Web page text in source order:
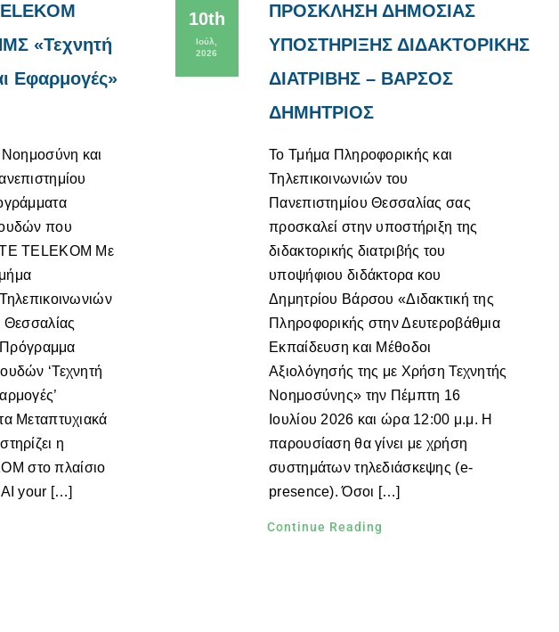
«Τεχνητή
Εφαρμογές»
και
που
TELEKOM Με
Θεσσαλίας
Πρόγραμμα
‘Τεχνητή
Μεταπτυχιακά
η
στο πλαίσιο
AI your […]
10th
Ιούλ,
2026
ΠΡΟΣΚΛΗΣΗ ΔΗΜΟΣΙΑΣ
ΥΠΟΣΤΗΡΙΞΗΣ ΔΙΔΑΚΤΟΡΙΚΗΣ
ΔΙΑΤΡΙΒΗΣ – ΒΑΡΣΟΣ
ΔΗΜΗΤΡΙΟΣ
Το Τμήμα Πληροφορικής και
Τηλεπικοινωνιών του
Πανεπιστημίου Θεσσαλίας σας
προσκαλεί στην υποστήριξη της
διδακτορικής διατριβής του
υποψήφιου διδάκτορα κου
Δημητρίου Βάρσου «Διδακτική της
Πληροφορικής στην Δευτεροβάθμια
Εκπαίδευση και Μέθοδοι
Αξιολόγησής της με Χρήση Τεχνητής
Νοημοσύνης» την Πέμπτη 16
Ιουλίου 2026 και ώρα 12:00 μ.μ. Η
παρουσίαση θα γίνει με χρήση
συστημάτων τηλεδιάσκεψης (e-
presence). Όσοι […]
Continue Reading